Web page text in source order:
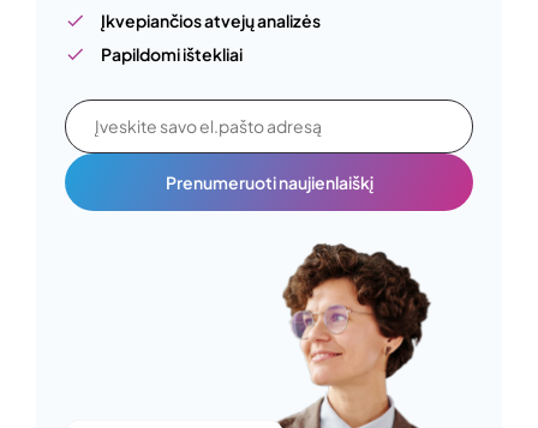
Įkvepiančios atvejų analizės
Papildomi ištekliai
Prenumeruoti naujienlaiškį